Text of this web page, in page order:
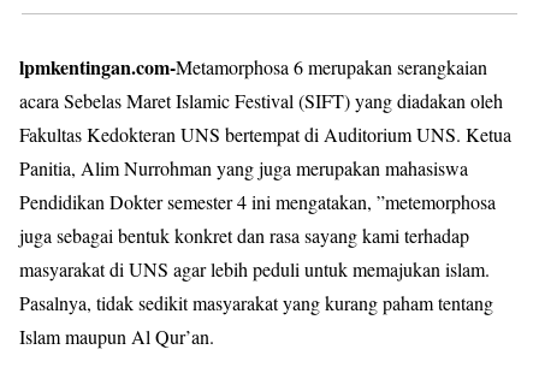
lpmkentingan.com-Metamorphosa 6 merupakan serangkaian
acara Sebelas Maret Islamic Festival (SIFT) yang diadakan oleh
Fakultas Kedokteran UNS bertempat di Auditorium UNS. Ketua
Panitia, Alim Nurrohman yang juga merupakan mahasiswa
Pendidikan Dokter semester 4 ini mengatakan, ”metemorphosa
juga sebagai bentuk konkret dan rasa sayang kami terhadap
masyarakat di UNS agar lebih peduli untuk memajukan islam.
Pasalnya, tidak sedikit masyarakat yang kurang paham tentang
Islam maupun Al Qur’an.